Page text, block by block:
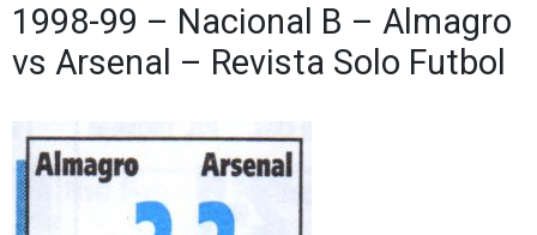
1998-99 – Nacional B – Almagro
vs Arsenal – Revista Solo Futbol